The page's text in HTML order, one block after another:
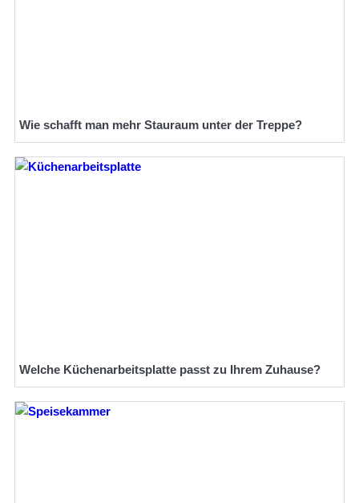
Wie schafft man mehr Stauraum unter der Treppe?
Welche Küchenarbeitsplatte passt zu Ihrem Zuhause?